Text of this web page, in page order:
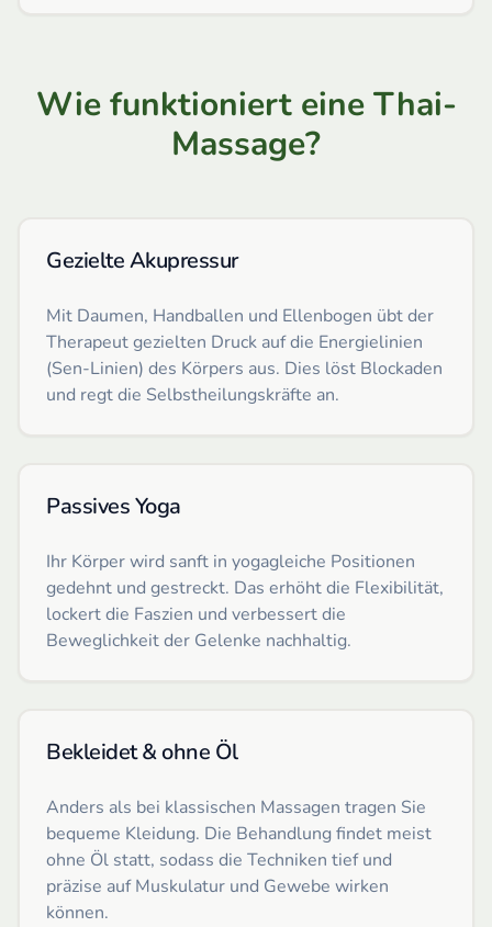
Wie funktioniert eine Thai-
Massage?
Gezielte Akupressur
Mit Daumen, Handballen und Ellenbogen übt der
Therapeut gezielten Druck auf die Energielinien
(Sen-Linien) des Körpers aus. Dies löst Blockaden
und regt die Selbstheilungskräfte an.
Passives Yoga
Ihr Körper wird sanft in yogagleiche Positionen
gedehnt und gestreckt. Das erhöht die Flexibilität,
lockert die Faszien und verbessert die
Beweglichkeit der Gelenke nachhaltig.
Bekleidet & ohne Öl
Anders als bei klassischen Massagen tragen Sie
bequeme Kleidung. Die Behandlung findet meist
ohne Öl statt, sodass die Techniken tief und
präzise auf Muskulatur und Gewebe wirken
können.